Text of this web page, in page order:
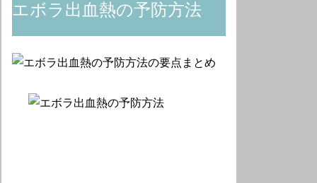
エボラ出血熱の予防方法